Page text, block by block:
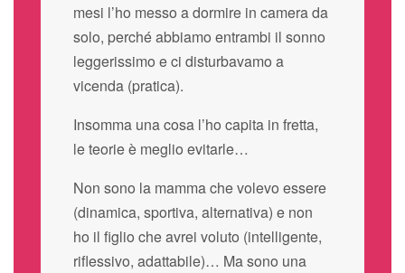
mesi l’ho messo a dormire in camera da
solo, perché abbiamo entrambi il sonno
leggerissimo e ci disturbavamo a
vicenda (pratica).
Insomma una cosa l’ho capita in fretta,
le teorie è meglio evitarle…
Non sono la mamma che volevo essere
(dinamica, sportiva, alternativa) e non
ho il figlio che avrei voluto (intelligente,
riflessivo, adattabile)… Ma sono una